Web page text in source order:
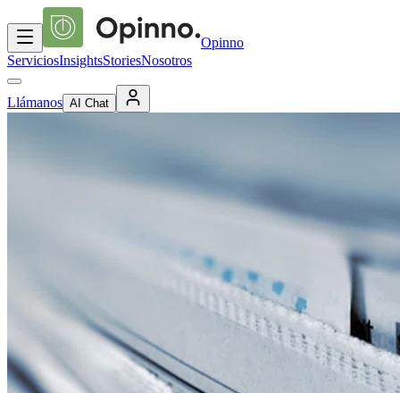
Opinno
ServiciosInsightsStoriesNosotros
Llámanos AI Chat